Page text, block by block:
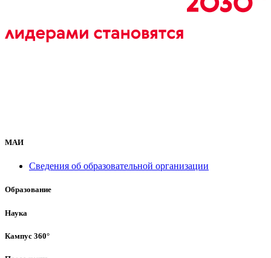
МАИ
Сведения об образовательной организации
Образование
Наука
Кампус 360°